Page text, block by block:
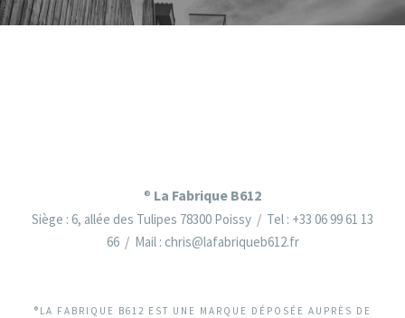
® La Fabrique B612
Siège : 6, allée des Tulipes 78300 Poissy / Tel : +33 06 99 61 13
66 / Mail : chris@lafabriqueb612.fr
®LA FABRIQUE B612 EST UNE MARQUE DÉPOSÉE AUPRÈS DE